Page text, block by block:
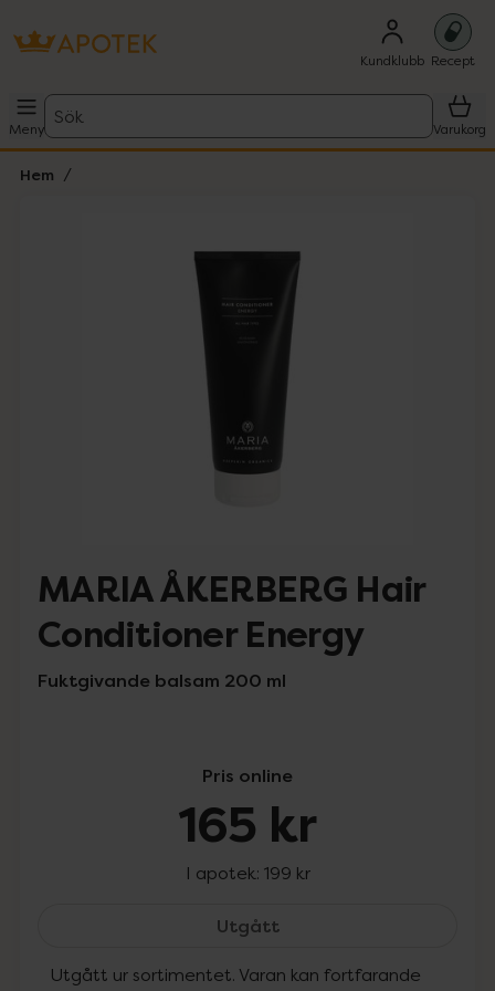
Kundklubb Recept
Meny
Sök
Varukorg
Hem
Lista: . Innehåller 1 objekt.
MARIA ÅKERBERG Hair
Conditioner Energy
Fuktgivande balsam 200 ml
Pris online
165 kr
I apotek: 199 kr
UtgåttMARIA ÅKERBERG Hair
Utgått ur sortimentet. Varan kan fortfarande